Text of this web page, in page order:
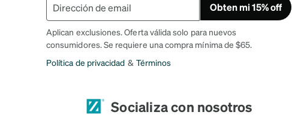
Obten mi 15% off
Aplican exclusiones. Oferta válida solo para nuevos
consumidores. Se requiere una compra mínima de $65.
Política de privacidad & Términos
Socializa con nosotros